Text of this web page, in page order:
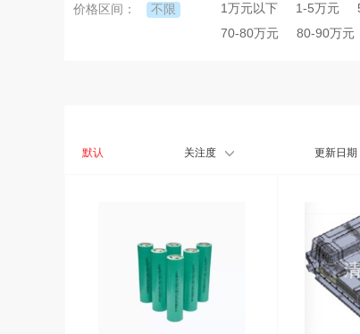
价格区间： 不限 1万元以下 1-5万元
70-80万元
80-90万元
默认 关注度 更新日期